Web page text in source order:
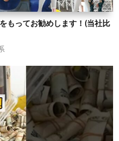
もってお勧めします！(当社比